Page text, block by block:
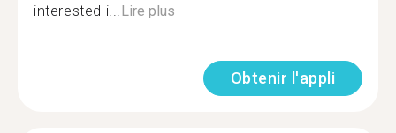
interested i...Lire plus
Obtenir l'appli